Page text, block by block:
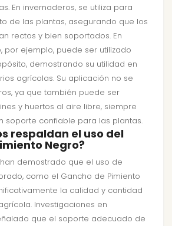
En invernaderos, se utiliza para
de las plantas, asegurando que los
rectos y bien soportados. En
por ejemplo, puede ser utilizado
demostrando su utilidad en
agrícolas. Su aplicación no se
ya que también puede ser
y huertos al aire libre, siempre
soporte confiable para las plantas.
respaldan el uso del
Negro?
demostrado que el uso de
como el Gancho de Pimiento
la calidad y cantidad
Investigaciones en
que el soporte adecuado de